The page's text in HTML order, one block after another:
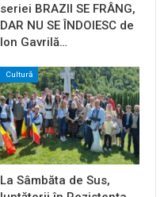
seriei BRAZII SE FRÂNG,
DAR NU SE ÎNDOIESC de
Ion Gavrilă…
Cultură
La Sâmbăta de Sus,